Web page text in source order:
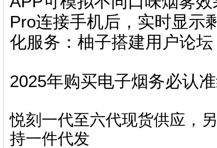
Pro连接手机后，实时显示
化服务：柚子搭建用户论
2025年购买电子烟务必认
悦刻一代至六代现货供应，
持一件代发